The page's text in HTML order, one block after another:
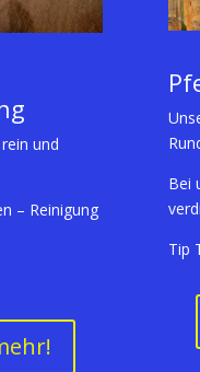
und
– Reinigung
Bei
Tip